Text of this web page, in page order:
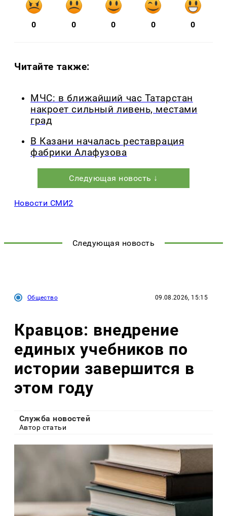
0 0 0 0 0
Читайте также:
МЧС: в ближайший час Татарстан
накроет сильный ливень, местами
град
В Казани началась реставрация
фабрики Алафузова
Следующая новость ↓
Новости СМИ2
Следующая новость
Общество 09.08.2026, 15:15
Кравцов: внедрение
единых учебников по
истории завершится в
этом году
Служба новостей
Автор статьи